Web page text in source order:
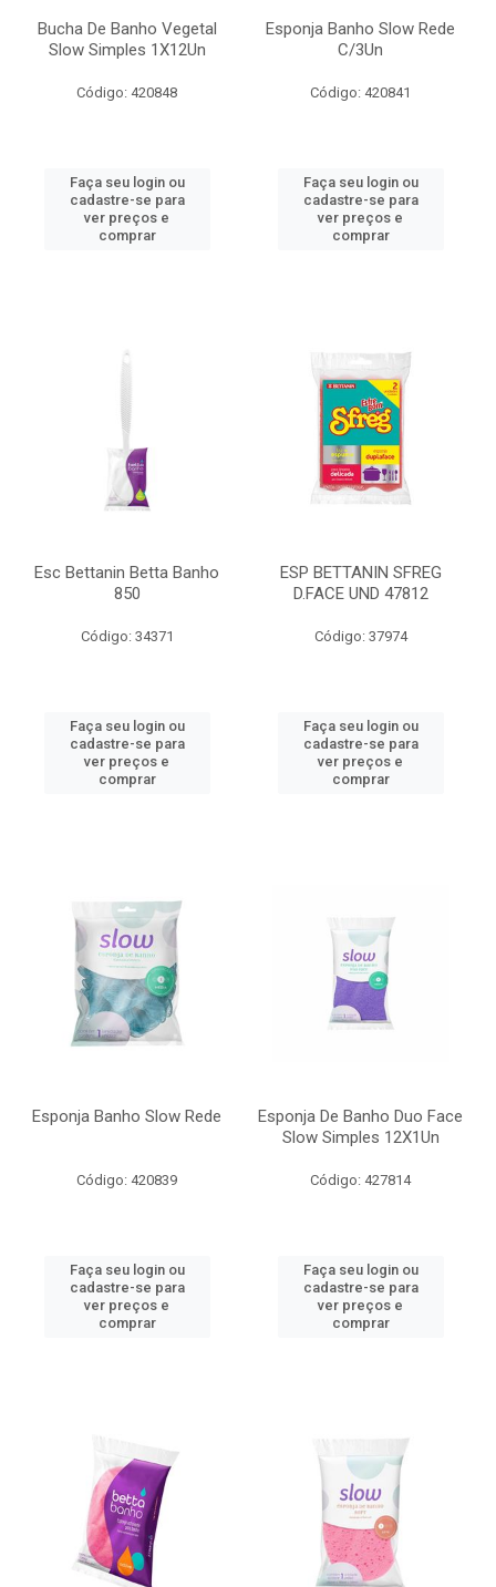
Bucha De Banho Vegetal
Slow Simples 1X12Un
Código: 420848
Faça seu login ou
cadastre-se para
ver preços e
comprar
Esponja Banho Slow Rede
C/3Un
Código: 420841
Faça seu login ou
cadastre-se para
ver preços e
comprar
Esc Bettanin Betta Banho
850
Código: 34371
Faça seu login ou
cadastre-se para
ver preços e
comprar
ESP BETTANIN SFREG
D.FACE UND 47812
Código: 37974
Faça seu login ou
cadastre-se para
ver preços e
comprar
Esponja Banho Slow Rede
Código: 420839
Faça seu login ou
cadastre-se para
ver preços e
comprar
Esponja De Banho Duo Face
Slow Simples 12X1Un
Código: 427814
Faça seu login ou
cadastre-se para
ver preços e
comprar